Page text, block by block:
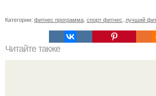
Категории: фитнес программа, спорт фитнес, лучший
Читайте также